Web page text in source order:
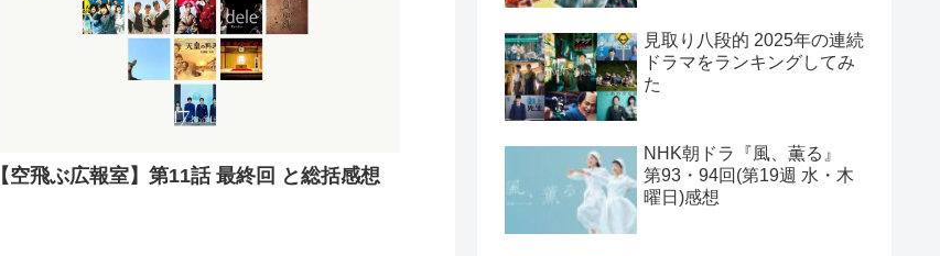
【空飛ぶ広報室】第11話 最終回 と総括感想
見取り八段的 2025年の連続
ドラマをランキングしてみ
た
NHK朝ドラ『風、薫る』
第93・94回(第19週 水・木
曜日)感想